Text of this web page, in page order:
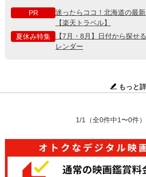
PR
迷ったらココ！北海道の最
【楽天トラベル】
夏休み特集
【7月・8月】日付から探せ
レンダー
もっと
1/1 （全0件中1〜0件）